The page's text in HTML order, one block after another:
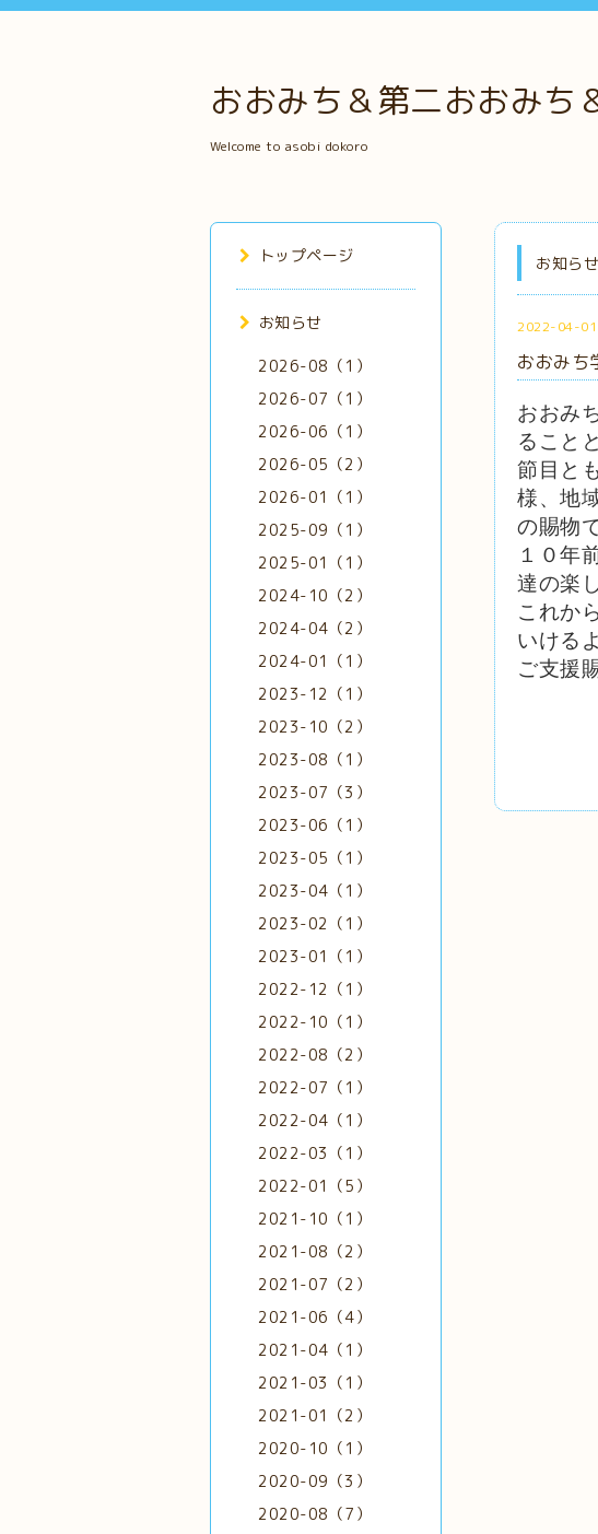
おおみち＆第二おおみち
Welcome to asobi dokoro
お知らせ
2022-04-
おおみち
おおみ
ること
節目と
様、地
の賜物
１０年
達の楽
これか
いける
ご支援
トップページ
お知らせ
2026-08（1）
2026-07（1）
2026-06（1）
2026-05（2）
2026-01（1）
2025-09（1）
2025-01（1）
2024-10（2）
2024-04（2）
2024-01（1）
2023-12（1）
2023-10（2）
2023-08（1）
2023-07（3）
2023-06（1）
2023-05（1）
2023-04（1）
2023-02（1）
2023-01（1）
2022-12（1）
2022-10（1）
2022-08（2）
2022-07（1）
2022-04（1）
2022-03（1）
2022-01（5）
2021-10（1）
2021-08（2）
2021-07（2）
2021-06（4）
2021-04（1）
2021-03（1）
2021-01（2）
2020-10（1）
2020-09（3）
2020-08（7）